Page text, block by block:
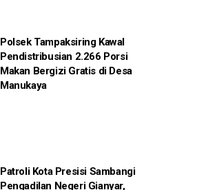
Polsek Tampaksiring Kawal
Pendistribusian 2.266 Porsi
Makan Bergizi Gratis di Desa
Manukaya
Patroli Kota Presisi Sambangi
Pengadilan Negeri Gianyar,